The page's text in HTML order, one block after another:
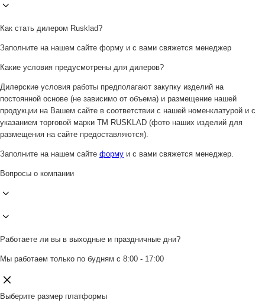
Как стать дилером Rusklad?
Заполните на нашем сайте форму и с вами свяжется менеджер
Какие условия предусмотрены для дилеров?
Дилерские условия работы предполагают закупку изделий на
постоянной основе (не зависимо от объема) и размещение нашей
продукции на Вашем сайте в соответствии с нашей номенклатурой и с
указанием торговой марки ТМ RUSKLAD (фото наших изделий для
размещения на сайте предоставляются).
Заполните на нашем сайте форму и с вами свяжется менеджер.
Вопросы о компании
Работаете ли вы в выходные и праздничные дни?
Мы работаем только по будням с 8:00 - 17:00
Выберите размер платформы